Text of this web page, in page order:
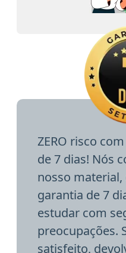
ZERO risco
de 7 dias! Nós
nosso
garantia de 7
estudar com
preocupações.
satisfeito,